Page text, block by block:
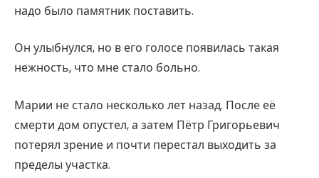
надо было памятник поставить.
Он улыбнулся, но в его голосе появилась такая
нежность, что мне стало больно.
Марии не стало несколько лет назад. После её
смерти дом опустел, а затем Пётр Григорьевич
потерял зрение и почти перестал выходить за
пределы участка.